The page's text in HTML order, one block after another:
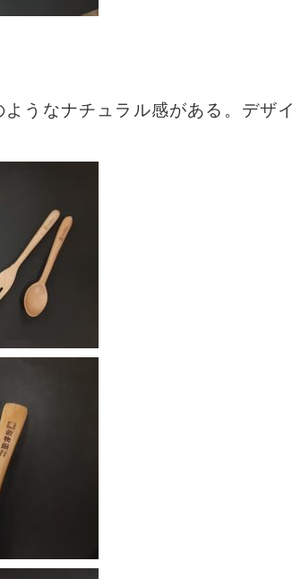
うなナチュラル感がある。デザイ